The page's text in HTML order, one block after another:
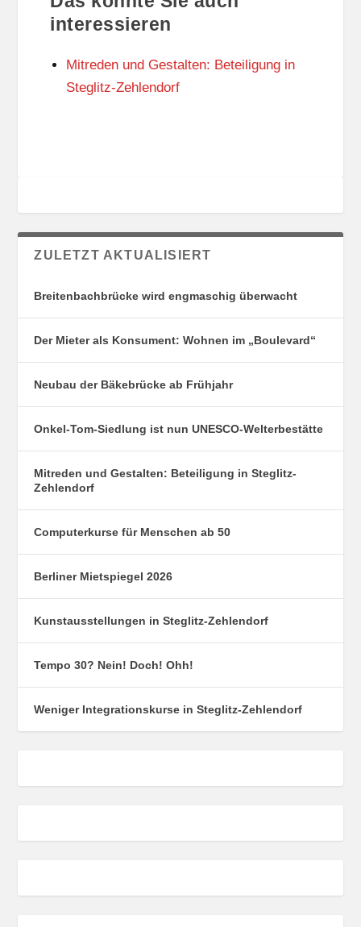
T
U
N
S
O
O
R
N
interessieren
Mitreden und Gestalten: Beteiligung in
Steglitz-Zehlendorf
ZULETZT AKTUALISIERT
Breitenbachbrücke wird engmaschig überwacht
Der Mieter als Konsument: Wohnen im „Boulevard“
Neubau der Bäkebrücke ab Frühjahr
Onkel-Tom-Siedlung ist nun UNESCO-Welterbestätte
Mitreden und Gestalten: Beteiligung in Steglitz-
Zehlendorf
Computerkurse für Menschen ab 50
Berliner Mietspiegel 2026
Kunstausstellungen in Steglitz-Zehlendorf
Tempo 30? Nein! Doch! Ohh!
Weniger Integrationskurse in Steglitz-Zehlendorf